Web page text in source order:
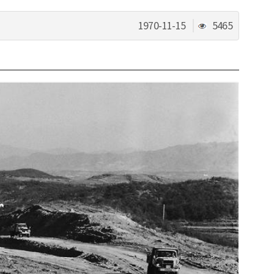
1970-11-15
조
회
5465